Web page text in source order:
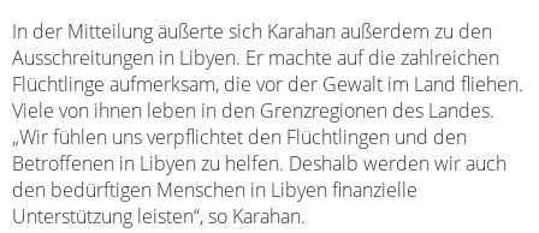
In der Mitteilung äußerte sich Karahan außerdem zu den
Ausschreitungen in Libyen. Er machte auf die zahlreichen
Flüchtlinge aufmerksam, die vor der Gewalt im Land fliehen.
Viele von ihnen leben in den Grenzregionen des Landes.
„Wir fühlen uns verpflichtet den Flüchtlingen und den
Betroffenen in Libyen zu helfen. Deshalb werden wir auch
den bedürftigen Menschen in Libyen finanzielle
Unterstützung leisten“, so Karahan.